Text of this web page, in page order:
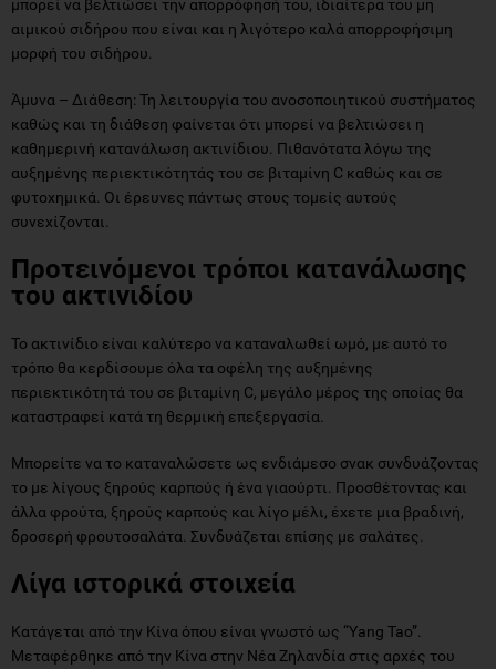
μπορεί να βελτιώσει την απορρόφησή του, ιδιαίτερα του μη
αιμικού σιδήρου που είναι και η λιγότερο καλά απορροφήσιμη
μορφή του σιδήρου.
Άμυνα – Διάθεση: Τη λειτουργία του ανοσοποιητικού συστήματος
καθώς και τη διάθεση φαίνεται ότι μπορεί να βελτιώσει η
καθημερινή κατανάλωση ακτινίδιου. Πιθανότατα λόγω της
αυξημένης περιεκτικότητάς του σε βιταμίνη C καθώς και σε
φυτοχημικά. Οι έρευνες πάντως στους τομείς αυτούς
συνεχίζονται.
Προτεινόμενοι τρόποι κατανάλωσης
του ακτινιδίου
Το ακτινίδιο είναι καλύτερο να καταναλωθεί ωμό, με αυτό το
τρόπο θα κερδίσουμε όλα τα οφέλη της αυξημένης
περιεκτικότητά του σε βιταμίνη C, μεγάλο μέρος της οποίας θα
καταστραφεί κατά τη θερμική επεξεργασία.
Μπορείτε να το καταναλώσετε ως ενδιάμεσο σνακ συνδυάζοντας
το με λίγους ξηρούς καρπούς ή ένα γιαούρτι. Προσθέτοντας και
άλλα φρούτα, ξηρούς καρπούς και λίγο μέλι, έχετε μια βραδινή,
δροσερή φρουτοσαλάτα. Συνδυάζεται επίσης με σαλάτες.
Λίγα ιστορικά στοιχεία
Κατάγεται από την Κίνα όπου είναι γνωστό ως “Yang Tao”.
Μεταφέρθηκε από την Κίνα στην Νέα Ζηλανδία στις αρχές του